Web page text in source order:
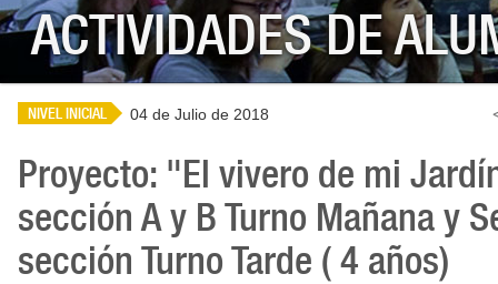
ACTIVIDADES DE
NIVEL INICIAL 04 de Julio de 2018
Proyecto: "El vivero de mi
sección A y B Turno Mañana y
sección Turno Tarde ( 4 años)